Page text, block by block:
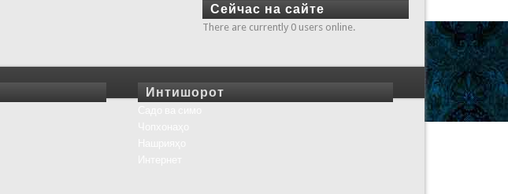
Сейчас на сайте
There are currently 0 users online.
Интишорот